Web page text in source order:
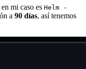
mi caso es Helm -
a 90 días, así tenemos